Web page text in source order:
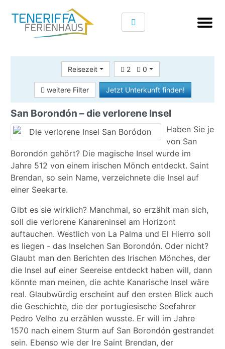
Reisezeit 2 0
weitere Filter Jetzt Unterkunft finden!
San Borondón – die verlorene Insel
Haben Sie je
von San
Borondón gehört? Die magische Insel wurde im
Jahre 512 von einem irischen Mönch entdeckt. Saint
Brendan, so sein Name, verzeichnete die Insel auf
einer Seekarte.
Gibt es sie wirklich? Manchmal, so erzählt man sich,
soll die verlorene Kanareninsel am Horizont
auftauchen. Westlich von La Palma und El Hierro soll
es liegen - das Inselchen San Borondón. Oder nicht?
Glaubt man den Berichten des Irischen Mönches, der
die Insel auf einer Seereise entdeckt haben will, dann
könnte man meinen, die achte Kanarische Insel wäre
real. Glaubwürdig erscheint auf den ersten Blick auch
die Geschichte, die der portugiesische Seefahrer
Pedro Velho zu erzählen wusste. Er will im Jahre
1570 nach einem Sturm auf San Borondón gestrandet
sein. Ebenso wie der Ire Saint Brendan, der